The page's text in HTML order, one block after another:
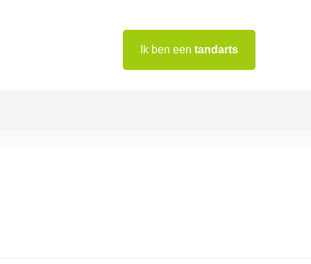
Ik ben een tandarts